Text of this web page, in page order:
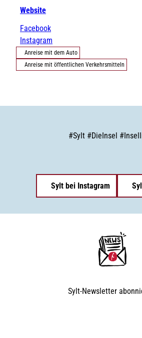
Website
Facebook
Instagram
Anreise mit dem Auto
Anreise mit öffentlichen Verkehrsmitteln
#Sylt #DieInsel #
Sylt bei Instagram
Sylt-Newsletter